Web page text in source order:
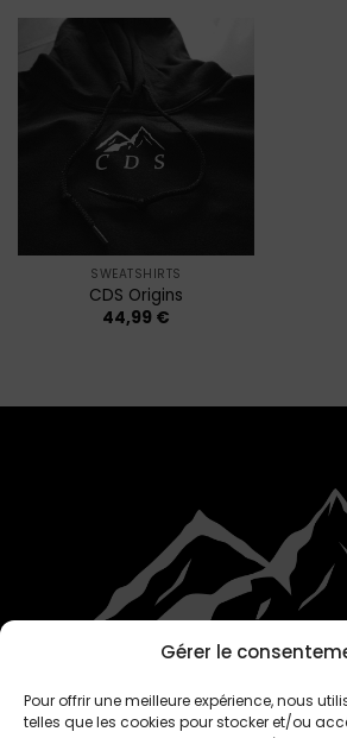
Gérer le
Pour offrir une meilleure expérience, nous
telles que les cookies pour stocker et/ou
SWEATSHIRTS
CDS Origins
44,99 €